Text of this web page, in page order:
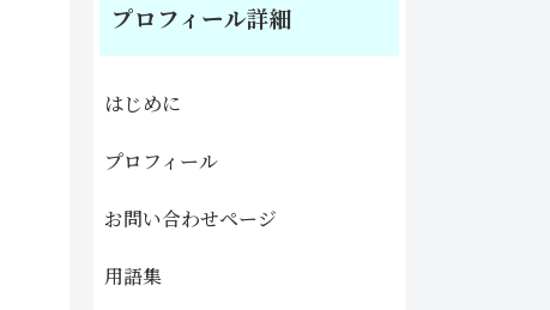
プロフィール詳細
はじめに
プロフィール
お問い合わせページ
用語集